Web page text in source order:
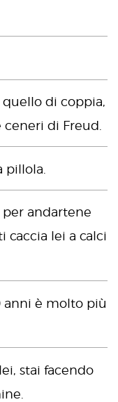
quello di coppia,
ceneri di Freud.
pillola.
per andartene
caccia lei a calci
anni è molto più
stai facendo